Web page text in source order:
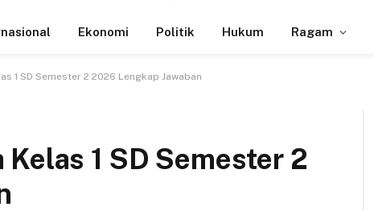
Ekonomi Politik Hukum Ragam
1 SD Semester 2 2026 Lengkap Jawaban
1 SD Semester 2